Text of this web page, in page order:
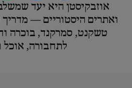
אוזבקיסטן היא יעד
ואתרים היסטוריים — מדריך
טשקנט, סמרקנד, בוכרה
לתחבורה, אוכל